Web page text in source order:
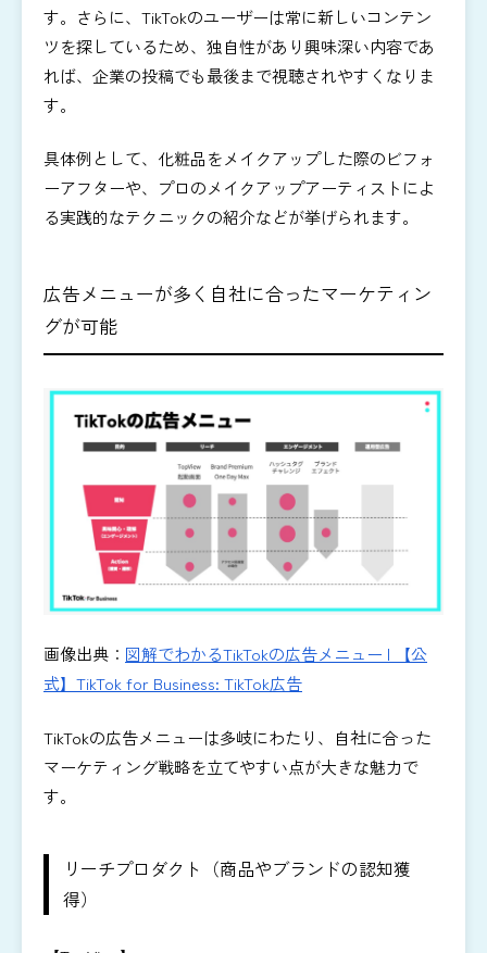
す。さらに、TikTokのユーザーは常に新しいコンテン
ツを探しているため、独自性があり興味深い内容であ
れば、企業の投稿でも最後まで視聴されやすくなりま
す。
具体例として、化粧品をメイクアップした際のビフォ
ーアフターや、プロのメイクアップアーティストによ
る実践的なテクニックの紹介などが挙げられます。
広告メニューが多く自社に合ったマーケティン
グが可能
画像出典： 図解でわかるTikTokの広告メニュー | 【公
式】TikTok for Business: TikTok広告
TikTokの広告メニューは多岐にわたり、自社に合った
マーケティング戦略を立てやすい点が大きな魅力で
す。
リーチプロダクト（商品やブランドの認知獲
得）